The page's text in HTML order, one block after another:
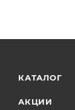
КАТАЛОГ
АКЦИИ